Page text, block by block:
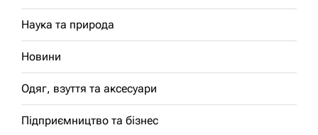
Наука та природа
Новини
Одяг, взуття та аксесуари
Підприємництво та бізнес